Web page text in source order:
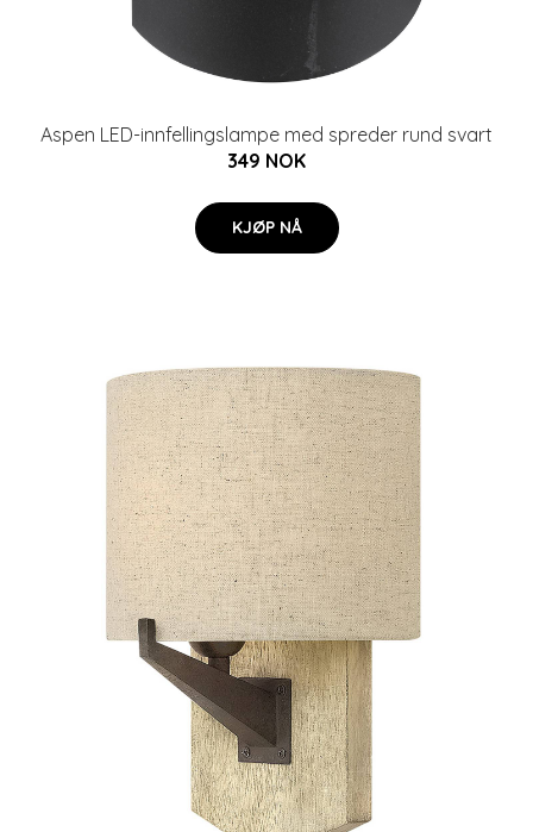
Aspen LED-innfellingslampe med spreder rund svart
349 NOK
KJØP NÅ